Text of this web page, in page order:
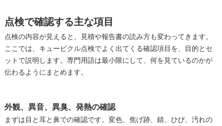
点検で確認する主な項目
点検の内容が見えると、見積や報告書の読み方も変わってきます。
ここでは、キュービクル点検でよく出てくる確認項目を、目的とセ
ットで説明します。専門用語は最小限にして、何を見ているのかが
伝わるようにまとめます。
外観、異音、異臭、発熱の確認
まずは目と耳と鼻での確認です。変色、焦げ跡、錆、ひび、汚れの